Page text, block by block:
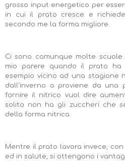
grosso input energetico per
in cui il prato cresce e
secondo me la forma migliore.
Ci sono comunque molte
mio parere quando il prato ha
esempio vicino ad una stagione
dall'inverno o proviene da una
fornire il nitrico vuol dire
solito non ha gli zuccheri che
della forma nitrica.
Mentre il prato lavora invece,
ed in salute, si ottengono i